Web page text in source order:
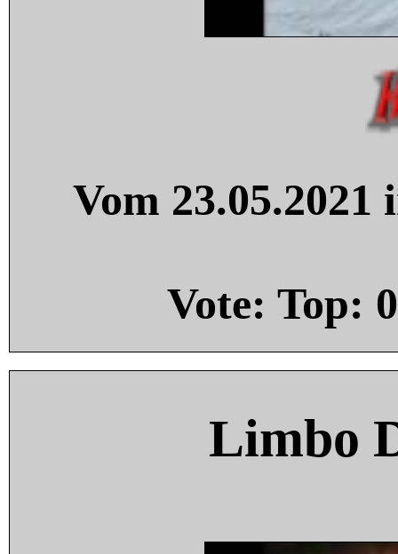
Vom
Vote: Top: 0
Limbo